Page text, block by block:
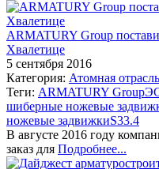
ARMATURY Group
Хвалетице
5 сентября 2016
Категория: Атомная отрасль
Теги: ARMATURY Group
шиберные ножевые
ножевые задвижкиS33.4
В августе 2016 году
заказ для Подробнее...